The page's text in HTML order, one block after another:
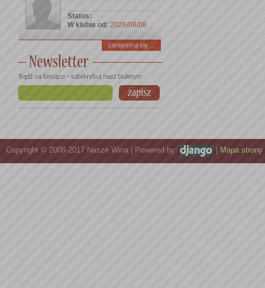
Status:
W klubie od: 2026/08/08
zarejestruj się ...
Copyright © 2008-2017 Nasze Wina | Powered by: Mapa strony